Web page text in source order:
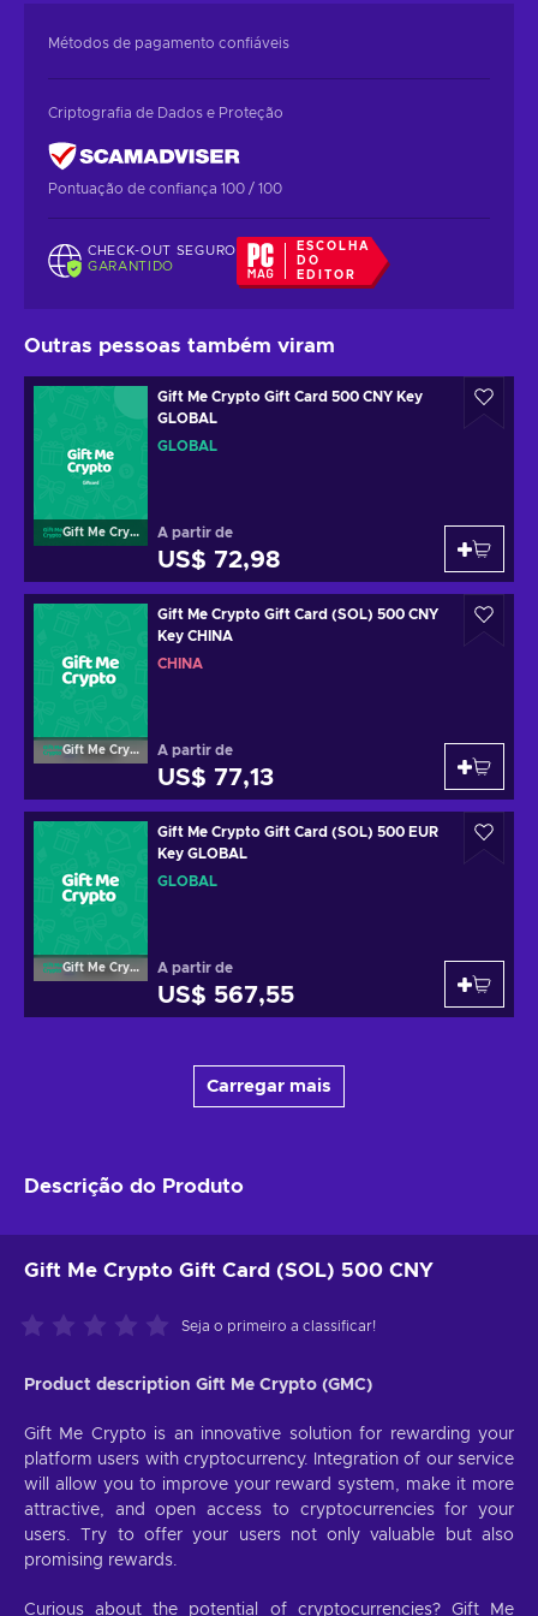
Métodos de pagamento confiáveis
Criptografia de Dados e Proteção
Pontuação de confiança 100 / 100
CHECK-OUT SEGURO
GARANTIDO
ESCOLHA
DO
EDITOR
Outras pessoas também viram
Gift Me Crypto
Gift Me Crypto Gift Card 500 CNY Key
GLOBAL
GLOBAL
A partir de
US$ 72,98
Gift Me Crypto
Gift Me Crypto Gift Card (SOL) 500 CNY
Key CHINA
CHINA
A partir de
US$ 77,13
Gift Me Crypto
Gift Me Crypto Gift Card (SOL) 500 EUR
Key GLOBAL
GLOBAL
A partir de
US$ 567,55
Carregar mais
Descrição do Produto
Gift Me Crypto Gift Card (SOL) 500 CNY
Seja o primeiro a classificar!
Product description Gift Me Crypto (GMC)
Gift Me Crypto is an innovative solution for rewarding your
platform users with cryptocurrency. Integration of our service
will allow you to improve your reward system, make it more
attractive, and open access to cryptocurrencies for your
users. Try to offer your users not only valuable but also
promising rewards.
Curious about the potential of cryptocurrencies? Gift Me